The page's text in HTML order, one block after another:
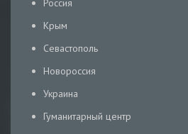
Россия
Крым
Севастополь
Новороссия
Украина
Гуманитарный центр